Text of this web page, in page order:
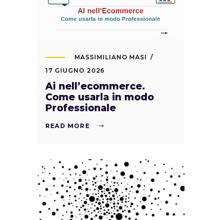
MASSIMILIANO MASI
17 GIUGNO 2026
Ai nell’ecommerce.
Come usarla in modo
Professionale
READ MORE